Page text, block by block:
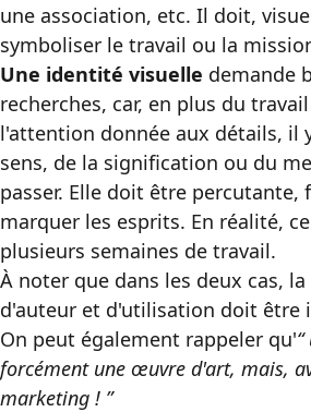
une association, etc. Il doit,
symboliser le travail ou la
Une identité visuelle demande
recherches, car, en plus du
l'attention donnée aux détails, il
sens, de la signification ou du
passer. Elle doit être percutante,
marquer les esprits. En réalité,
plusieurs semaines de travail.
À noter que dans les deux cas,
d'auteur et d'utilisation doit être
On peut également rappeler qu'
forcément une œuvre d'art, mais,
marketing !